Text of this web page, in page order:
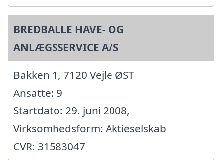
BREDBALLE HAVE- OG
ANLÆGSSERVICE A/S
Bakken 1, 7120 Vejle ØST
Ansatte: 9
Startdato: 29. juni 2008,
Virksomhedsform: Aktieselskab
CVR: 31583047